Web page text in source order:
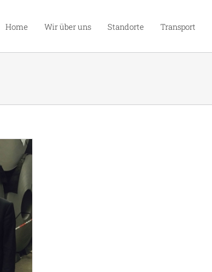
Home Wir über uns Standorte Transport